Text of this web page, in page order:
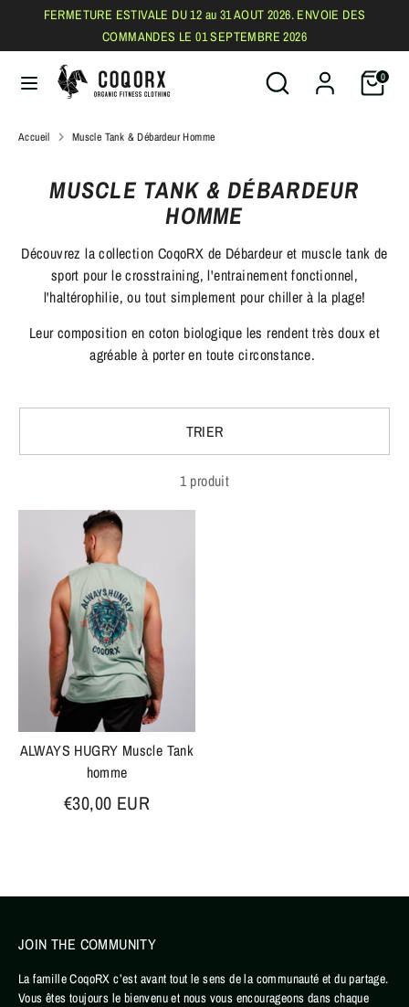
contenu
FERMETURE ESTIVALE DU 12 au 31 AOUT 2026. ENVOIE DES
COMMANDES LE 01 SEPTEMBRE 2026
Recherche
Rechercher
dans
boutique
0
RechercheRechercher
dans
boutique
Accueil Muscle Tank & Débardeur Homme
MUSCLE TANK & DÉBARDEUR
HOMME
Découvrez la collection CoqoRX de Débardeur et muscle tank de
sport pour le crosstraining, l'entrainement fonctionnel,
l'haltérophilie, ou tout simplement pour chiller à la plage!
Leur composition en coton biologique les rendent très doux et
agréable à porter en toute circonstance.
TRIER
1 produit
ALWAYS HUGRY Muscle Tank
homme
€30,00 EUR
JOIN THE COMMUNITY
La famille CoqoRX c’est avant tout le sens de la communauté et du partage.
Vous êtes toujours le bienvenu et nous vous encourageons dans chaque